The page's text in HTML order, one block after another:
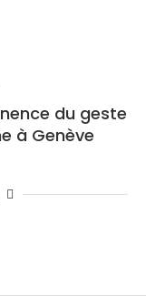
du geste
à Genève